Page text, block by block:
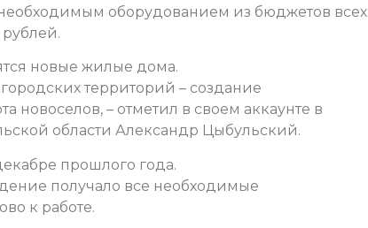
оборудованием из бюджетов всех
новые жилые дома.
территорий – создание
новоселов, – отметил в своем аккаунте в
области Александр Цыбульский.
прошлого года.
получало все необходимые
к работе.